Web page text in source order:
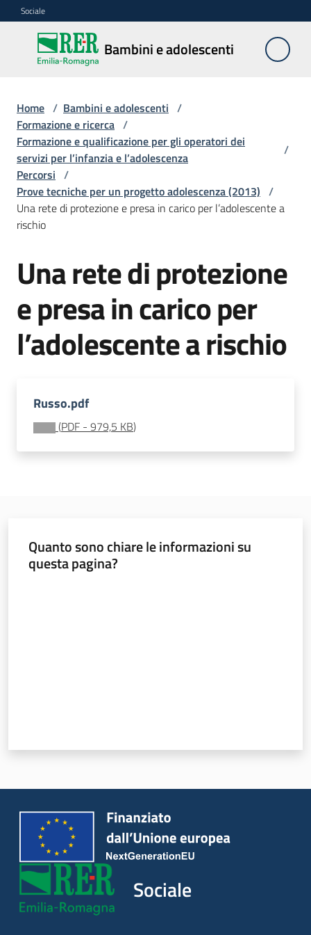
Vai al contenuto
Vai alla navigazione
Vai al footer
Sociale
Bambini e adolescenti
Bambini e
adolescenti
Accoglienza,
tutela
e
sostegno
Adolescenza
Centri
estivi
e
soggiorni
socioeducativi
ricerca
Menu selezionato
dell'infanzia
Servizi
Leggi Atti Bandi
Piani Programmi
Progetti
Home / Bambini e adolescenti /
Formazione e ricerca /
Formazione e qualificazione per gli operatori dei
servizi per l’infanzia e l’adolescenza
/
Percorsi /
Prove tecniche per un progetto adolescenza (2013) /
Una rete di protezione e presa in carico per l’adolescente a
rischio
Una rete di protezione
e presa in carico per
l’adolescente a rischio
Russo.pdf
(PDF - 979,5 KB)
Quanto sono chiare le informazioni su
questa pagina?
Sociale